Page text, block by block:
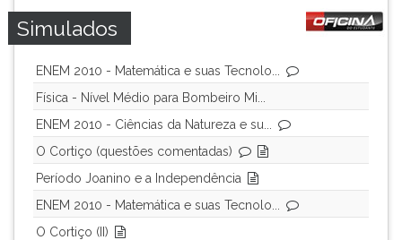
Simulados
ENEM 2010 - Matemática e suas Tecnolo...
Física - Nível Médio para Bombeiro Mi...
ENEM 2010 - Ciências da Natureza e su...
O Cortiço (questões comentadas)
Período Joanino e a Independência
ENEM 2010 - Matemática e suas Tecnolo...
O Cortiço (II)